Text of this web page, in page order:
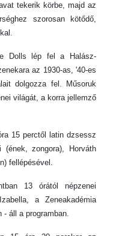
tekerik körbe, majd az
szorosan kötődő,
Dolls lép fel a Halász-
az 1930-as, '40-es
dolgozza fel. Műsoruk
világát, a korra jellemző
15 perctől latin dzsessz
zongora), Horváth
fellépésével.
13 órától népzenei
a Zeneakadémia
- áll a programban.